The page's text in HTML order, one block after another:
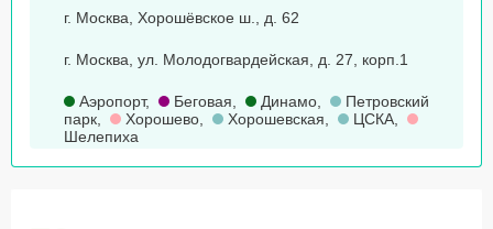
г. Москва, Хорошёвское ш., д. 62
г. Москва, ул. Молодогвардейская, д. 27, корп.1
Аэропорт, Беговая, Динамо,
Петровский
парк, Хорошево, Хорошевская, ЦСКА,
Шелепиха